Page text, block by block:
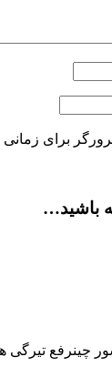
برای
باشید…
چینرفع